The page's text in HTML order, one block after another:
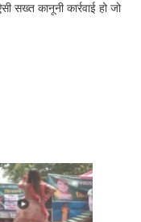
सख्त कानूनी कार्रवाई हो जो